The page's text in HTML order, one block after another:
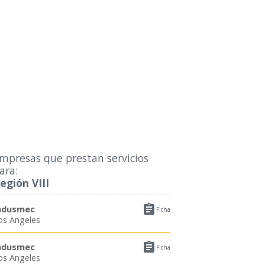
que prestan servicios
VIII
 Ficha
Angeles
 Ficha
Angeles